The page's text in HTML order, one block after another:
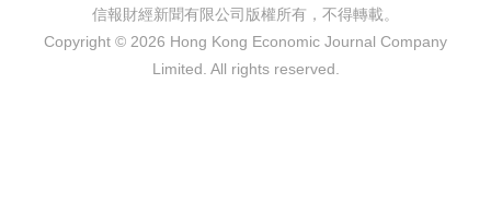
信報財經新聞有限公司版權所有，不得轉載。
Copyright © 2026 Hong Kong Economic Journal Company
Limited. All rights reserved.